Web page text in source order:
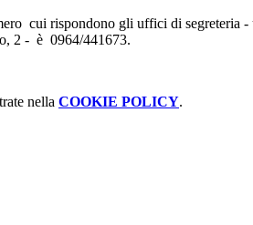
cui rispondono gli uffici di segreteria -
2 - è 0964/441673.
nella COOKIE POLICY.